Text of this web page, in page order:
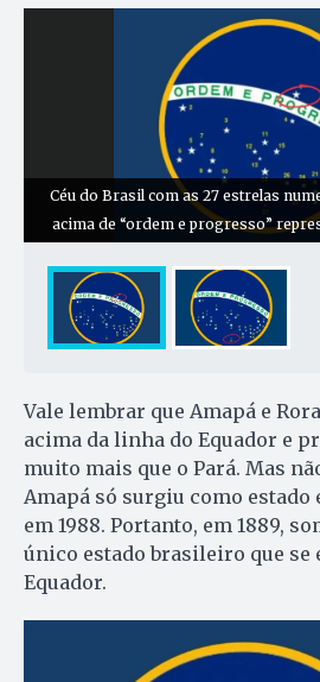
Céu do Brasil com as 27 estrelas
acima de “ordem e progresso”
Vale lembrar que Amapá e
acima da linha do Equador e
muito mais que o Pará. Mas
Amapá só surgiu como estado
em 1988. Portanto, em 1889,
único estado brasileiro que se
Equador.